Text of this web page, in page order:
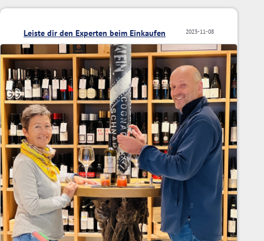
2023-11-08
Leiste dir den Experten beim Einkaufen